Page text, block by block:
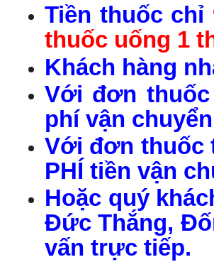
Tiền thuốc chỉ
thuốc uống 1
Khách hàng
Với đơn thuốc
phí vận
Với đơn thuốc
PHÍ tiền vận
Hoặc quý
Đức Thắng,
vấn trực tiếp.